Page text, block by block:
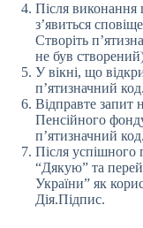
Після виконання
з’явиться
Створіть
не був
У вікні, що
п’ятизначний код.
Відправте запит
Пенсійного
п’ятизначний код.
Після успішного
“Дякую” та
України” як
Дія.Підпис.